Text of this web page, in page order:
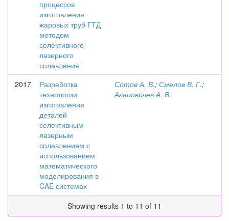
процессов
изготовления
жаровых труб ГТД
методом
селективного
лазерного
сплавления
2017
Разработка
технологии
изготовления
деталей
селективным
лазерным
сплавлением с
использованием
математического
моделирования в
CAE системах
Сотов А. В.; Смелов В. Г.;
Агаповичев А. В.
Showing results 1 to 11 of 11